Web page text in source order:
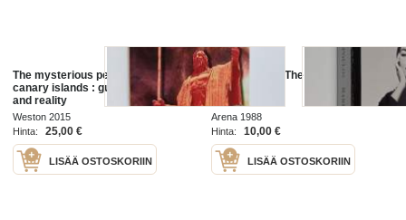
The mysterious people of the
canary islands : guanches : legend
and reality
Weston 2015
Hinta:
25,00 €
LISÄÄ OSTOSKORIIN
Maria Callas - The Woman Behind
the Legend
Arena 1988
Hinta:
10,00 €
LISÄÄ OSTOSKORIIN